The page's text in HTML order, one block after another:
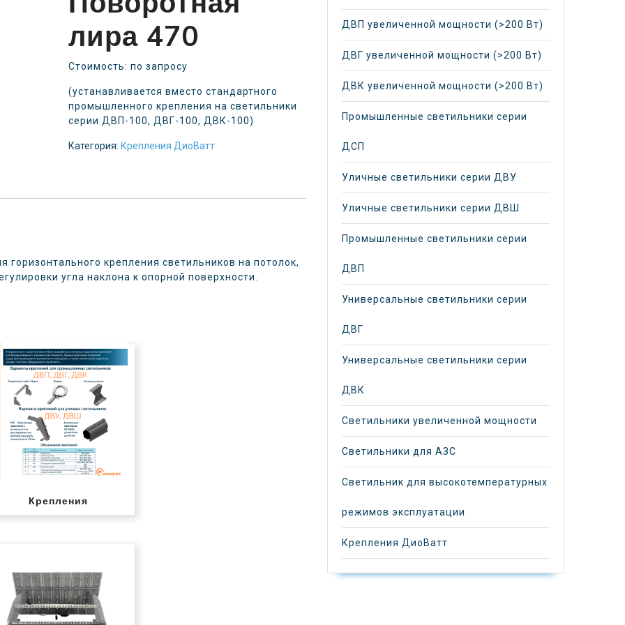
лира 470
Стоимость: по запросу
(устанавливается вместо стандартного
промышленного крепления на светильники
серии ДВП-100, ДВГ-100, ДВК-100)
Категория: Крепления ДиоВатт
горизонтального крепления светильников на потолок,
угла наклона к опорной поверхности.
Крепления
ДВП увеличенной мощности (>200 Вт)
ДВГ увеличенной мощности (>200 Вт)
ДВК увеличенной мощности (>200 Вт)
Промышленные светильники серии
ДСП
Уличные светильники серии ДВУ
Уличные светильники серии ДВШ
Промышленные светильники серии
ДВП
Универсальные светильники серии
ДВГ
Универсальные светильники серии
ДВК
Светильники увеличенной мощности
Светильники для АЗС
Светильник для высокотемпературных
режимов эксплуатации
Крепления ДиоВатт